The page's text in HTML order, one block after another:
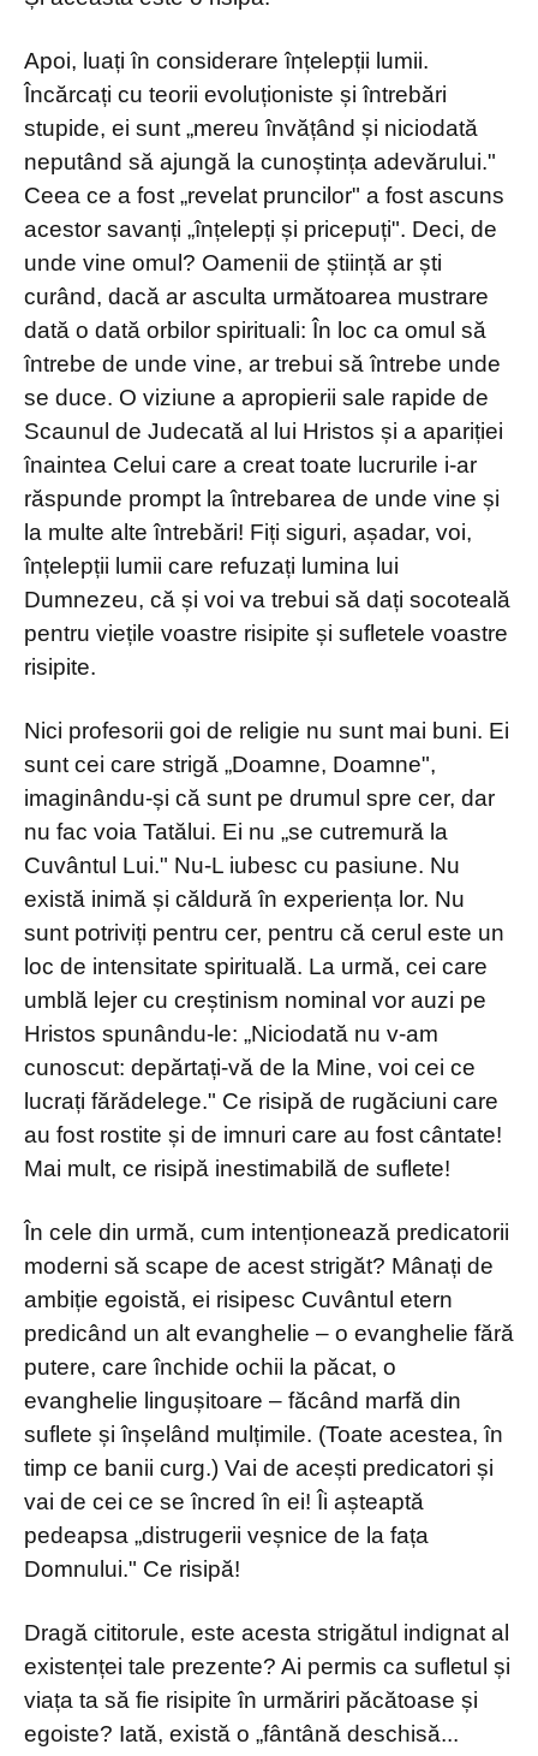
Apoi, luați în considerare înțelepții lumii.
Încărcați cu teorii evoluționiste și întrebări
stupide, ei sunt „mereu învățând și niciodată
neputând să ajungă la cunoștința adevărului."
Ceea ce a fost „revelat pruncilor" a fost ascuns
acestor savanți „înțelepți și pricepuți". Deci, de
unde vine omul? Oamenii de știință ar ști
curând, dacă ar asculta următoarea mustrare
dată o dată orbilor spirituali: În loc ca omul să
întrebe de unde vine, ar trebui să întrebe unde
se duce. O viziune a apropierii sale rapide de
Scaunul de Judecată al lui Hristos și a apariției
înaintea Celui care a creat toate lucrurile i-ar
răspunde prompt la întrebarea de unde vine și
la multe alte întrebări! Fiți siguri, așadar, voi,
înțelepții lumii care refuzați lumina lui
Dumnezeu, că și voi va trebui să dați socoteală
pentru viețile voastre risipite și sufletele voastre
risipite.
Nici profesorii goi de religie nu sunt mai buni. Ei
sunt cei care strigă „Doamne, Doamne",
imaginându-și că sunt pe drumul spre cer, dar
nu fac voia Tatălui. Ei nu „se cutremură la
Cuvântul Lui." Nu-L iubesc cu pasiune. Nu
există inimă și căldură în experiența lor. Nu
sunt potriviți pentru cer, pentru că cerul este un
loc de intensitate spirituală. La urmă, cei care
umblă lejer cu creștinism nominal vor auzi pe
Hristos spunându-le: „Niciodată nu v-am
cunoscut: depărtați-vă de la Mine, voi cei ce
lucrați fărădelege." Ce risipă de rugăciuni care
au fost rostite și de imnuri care au fost cântate!
Mai mult, ce risipă inestimabilă de suflete!
În cele din urmă, cum intenționează predicatorii
moderni să scape de acest strigăt? Mânați de
ambiție egoistă, ei risipesc Cuvântul etern
predicând un alt evanghelie – o evanghelie fără
putere, care închide ochii la păcat, o
evanghelie lingușitoare – făcând marfă din
suflete și înșelând mulțimile. (Toate acestea, în
timp ce banii curg.) Vai de acești predicatori și
vai de cei ce se încred în ei! Îi așteaptă
pedeapsa „distrugerii veșnice de la fața
Domnului." Ce risipă!
Dragă cititorule, este acesta strigătul indignat al
existenței tale prezente? Ai permis ca sufletul și
viața ta să fie risipite în urmăriri păcătoase și
egoiste? Iată, există o „fântână deschisă...